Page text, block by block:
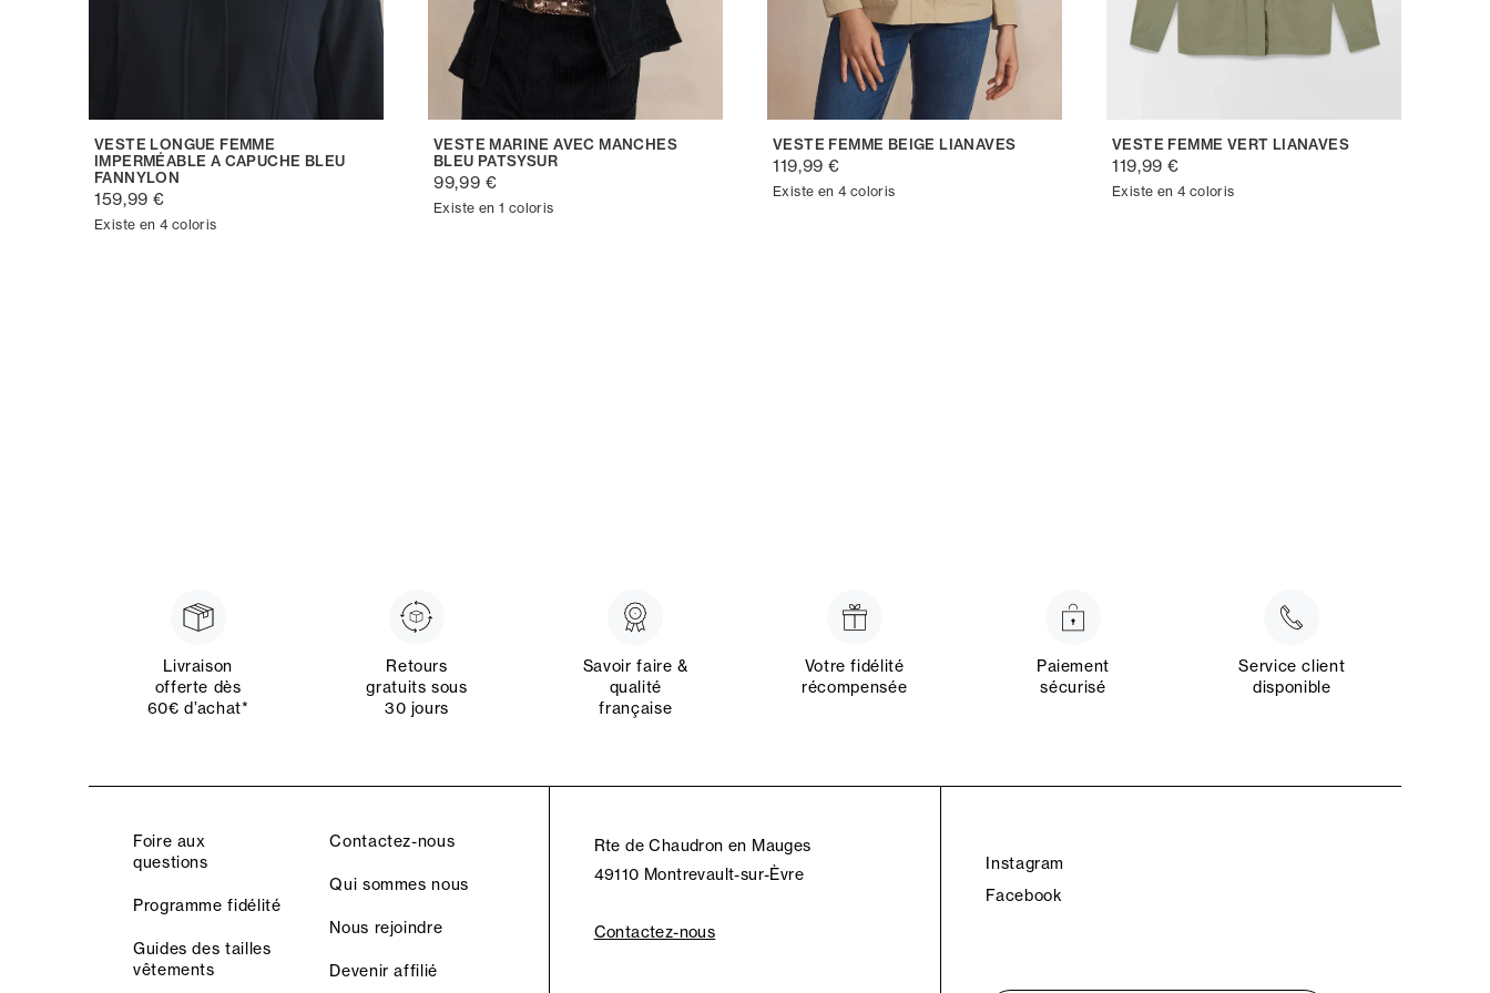
VESTE LONGUE FEMME
IMPERMÉABLE A CAPUCHE BLEU
FANNYLON
159,99 €
Existe en 4 coloris
VESTE MARINE AVEC MANCHES
BLEU PATSYSUR
99,99 €
Existe en 1 coloris
VESTE FEMME BEIGE LIANAVES
119,99 €
Existe en 4 coloris
VESTE FEMME VERT LIANAVES
119,99 €
Existe en 4 coloris
Livraison
offerte dès
60€ d’achat*
Retours
gratuits sous
30 jours
Savoir faire &
qualité
française
Votre fidélité
récompensée
Paiement
sécurisé
Service client
disponible
Foire aux
questions
Programme fidélité
Guides des tailles
vêtements
Contactez-nous
Qui sommes nous
Nous rejoindre
Devenir affilié
Rte de Chaudron en Mauges
49110 Montrevault-sur-Èvre
Contactez-nous
Instagram
Facebook